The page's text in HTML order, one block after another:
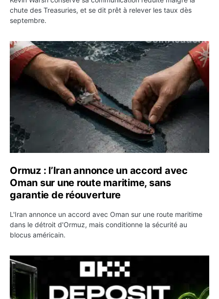
chute des Treasuries, et se dit prêt à relever les taux dès
septembre.
Ormuz : l’Iran annonce un accord avec Oman sur une
Ormuz : l’Iran annonce un accord avec
Oman sur une route maritime, sans
garantie de réouverture
L'Iran annonce un accord avec Oman sur une route maritime
dans le détroit d'Ormuz, mais conditionne la sécurité au
blocus américain.
OKX relance une campagne Deposit Bonus : jusqu’à 5